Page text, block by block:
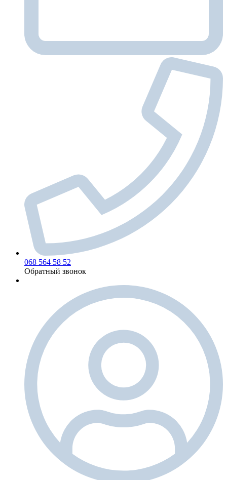
068 564 58 52
Обратный звонок